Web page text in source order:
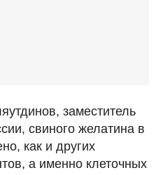
заместитель
свиного желатина в
как и других
а именно клеточных